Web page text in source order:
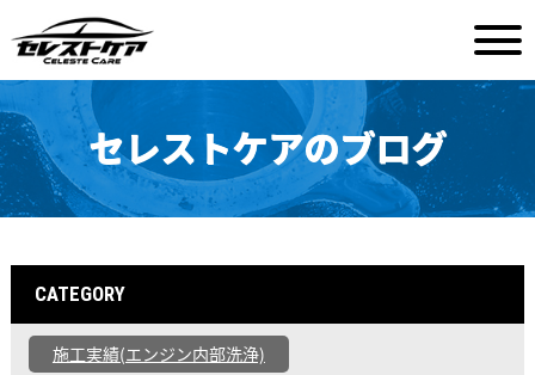
セレストケアのブログ
CATEGORY
施工実績(エンジン内部洗浄)